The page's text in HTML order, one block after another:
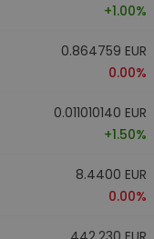
+1.00%
0.864759 EUR
0.00%
0.011010140 EUR
+1.50%
8.4400 EUR
0.00%